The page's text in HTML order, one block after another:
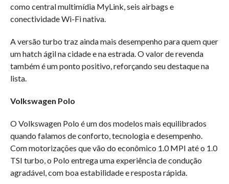
como central multimídia MyLink, seis airbags e
conectividade Wi-Fi nativa.
A versão turbo traz ainda mais desempenho para quem quer
um hatch ágil na cidade e na estrada. O valor de revenda
também é um ponto positivo, reforçando seu destaque na
lista.
Volkswagen Polo
O Volkswagen Polo é um dos modelos mais equilibrados
quando falamos de conforto, tecnologia e desempenho.
Com motorizações que vão do econômico 1.0 MPI até o 1.0
TSI turbo, o Polo entrega uma experiência de condução
agradável, com boa estabilidade e resposta rápida.